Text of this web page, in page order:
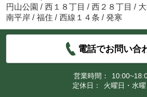
円山公園 / 西１８丁目 / 西２８丁目 /
南平岸 / 福住 / 西線１４条 / 発寒
電話でお問い合
営業時間：
定休日：
火曜日・水曜